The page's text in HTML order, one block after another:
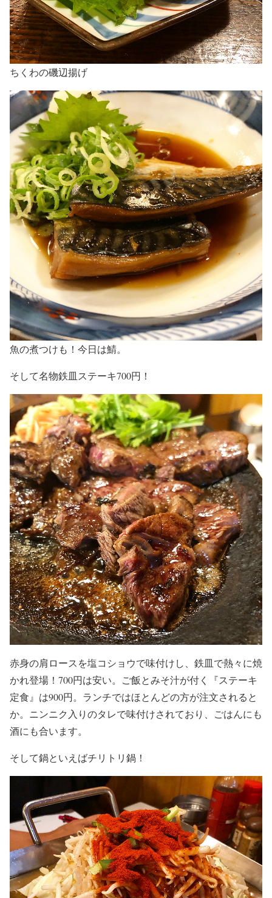
ちくわの磯辺揚げ
魚の煮つけも！今日は鯖。
そして名物鉄皿ステーキ700円！
赤身の肩ロースを塩コショウで味付けし、鉄皿で熱々に焼
かれ登場！700円は安い。ご飯とみそ汁が付く『ステーキ
定食』は900円。ランチではほとんどの方が注文されると
か。ニンニク入りのタレで味付けされており、ごはんにも
酒にも合います。
そして鍋といえばチリトリ鍋！